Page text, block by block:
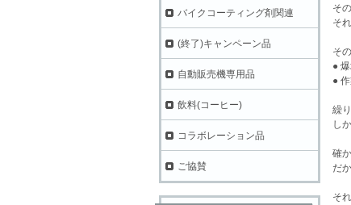
そ
そ
そ
●
●
繰
し
確
だ
そ
バイクコーティング剤関連
(終了)キャンペーン品
自動販売機専用品
飲料(コーヒー)
コラボレーション品
ご協賛